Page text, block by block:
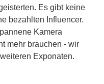
Es gibt keine
bezahlten Influencer.
Kamera
mehr brauchen - wir
Exponaten.